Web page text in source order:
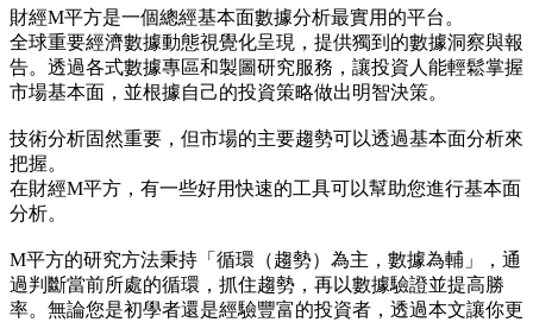
財經M平方是一個總經基本面數據分析最實用的平台。
全球重要經濟數據動態視覺化呈現，提供獨到的數據洞察與報
告。透過各式數據專區和製圖研究服務，讓投資人能輕鬆掌握
市場基本面，並根據自己的投資策略做出明智決策。
技術分析固然重要，但市場的主要趨勢可以透過基本面分析來
把握。
在財經M平方，有一些好用快速的工具可以幫助您進行基本面
分析。
M平方的研究方法秉持「循環（趨勢）為主，數據為輔」，通
過判斷當前所處的循環，抓住趨勢，再以數據驗證並提高勝
率。無論您是初學者還是經驗豐富的投資者，透過本文讓你更